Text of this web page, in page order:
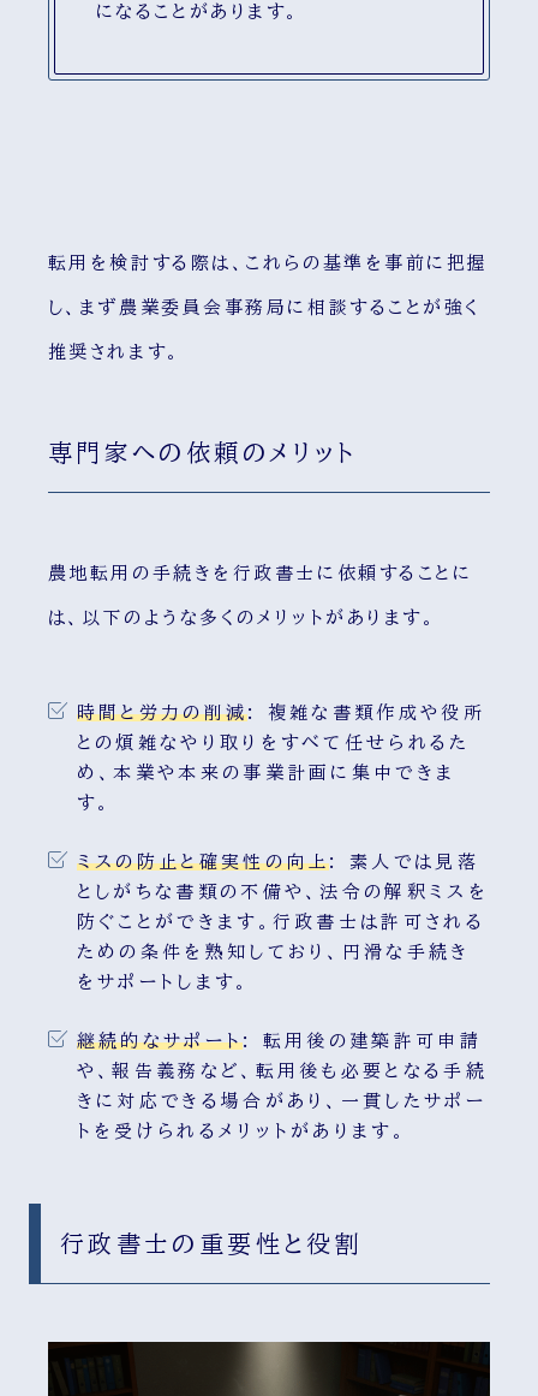
になることがあります。
転用を検討する際は、これらの基準を事前に把握
し、まず農業委員会事務局に相談することが強く
推奨されます。
専門家への依頼のメリット
農地転用の手続きを行政書士に依頼することに
は、以下のような多くのメリットがあります。
時間と労力の削減:
複雑な書類作成や役所
との煩雑なやり取りをすべて任せられるた
め、本業や本来の事業計画に集中できま
す。
ミスの防止と確実性の向上:
素人では見落
としがちな書類の不備や、法令の解釈ミスを
防ぐことができます。行政書士は許可される
ための条件を熟知しており、円滑な手続き
をサポートします。
継続的なサポート:
転用後の建築許可申請
や、報告義務など、転用後も必要となる手続
きに対応できる場合があり、一貫したサポー
トを受けられるメリットがあります。
行政書士の重要性と役割